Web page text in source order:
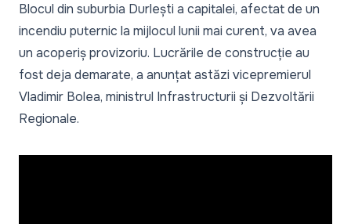
Blocul din suburbia Durlești a capitalei, afectat de un
incendiu puternic la mijlocul lunii mai curent, va avea
un acoperiș provizoriu. Lucrările de construcție au
fost deja demarate, a anunțat astăzi vicepremierul
Vladimir Bolea, ministrul Infrastructurii și Dezvoltării
Regionale.